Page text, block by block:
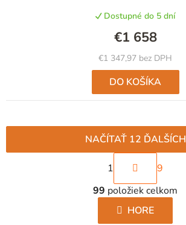
Dostupné do 5 dní
€1 347,97 bez DPH
€1 658
DO KOŠÍKA
O
v
l
NAČÍTAŤ 12 ĎALŠÍCH
S
t
r
á
n
1
9
99 položiek celkom
HORE